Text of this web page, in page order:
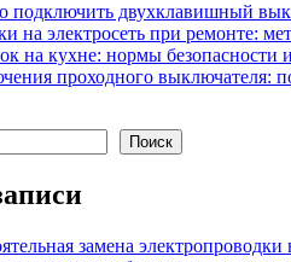
подключить двухклавишный
на электросеть при ремонте:
на кухне: нормы безопасности
проходного выключателя:
Поиск
замена